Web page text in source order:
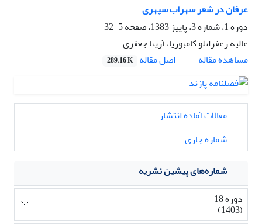
عرفان در شعر سهراب سپهری
دوره 1، شماره 3، پاییز 1383، صفحه
5-32
عالیه زعفرانلو کامبوزیا، آزیتا جعفری
مشاهده مقاله
اصل مقاله 289.16 K
مقالات آماده انتشار
شماره جاری
شماره‌های پیشین نشریه
دوره 18
(1403)